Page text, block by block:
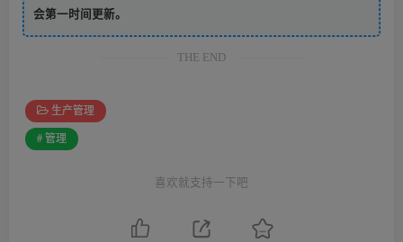
会第一时间更新。
THE END
生产管理
# 管理
喜欢就支持一下吧